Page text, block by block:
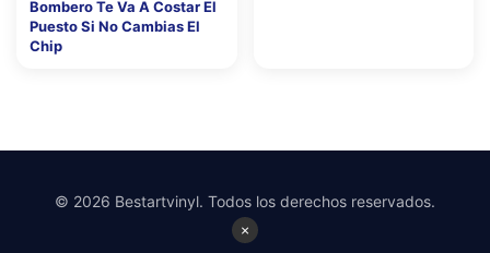
Bombero Te Va A Costar El
Puesto Si No Cambias El
Chip
×
© 2026 Bestartvinyl. Todos los derechos reservados.